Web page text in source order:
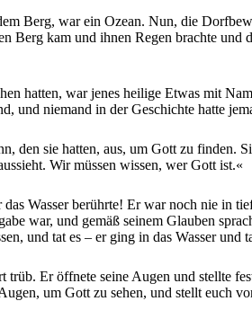
Berg, war ein Ozean. Nun, die
kam und ihnen Regen brachte und
hatten, war jenes heilige Etwas mit
und niemand in der Geschichte hatte
sie hatten, aus, um Gott zu finden.
Wir müssen wissen, wer Gott ist.«
Wasser berührte! Er war noch nie in
war, und gemäß seinem Glauben
und tat es – er ging in das Wasser
Er öffnete seine Augen und stellte
um Gott zu sehen, und stellt euch